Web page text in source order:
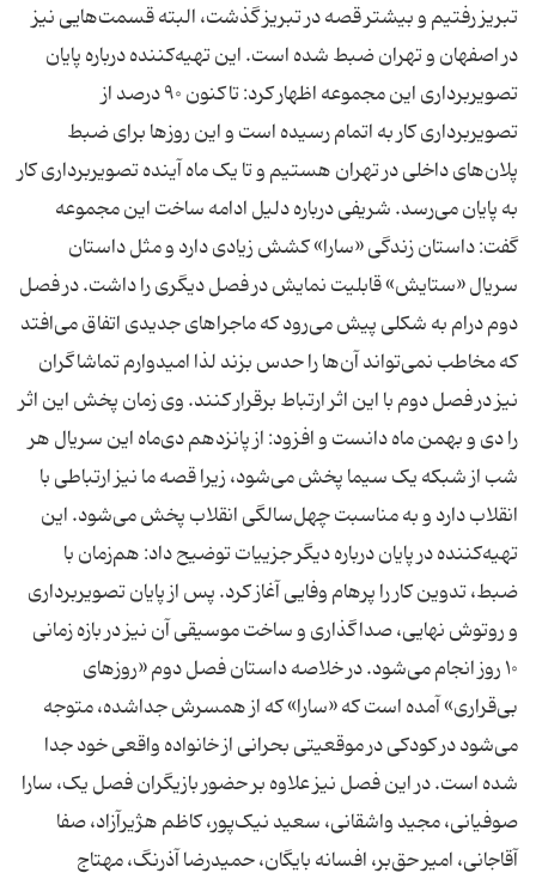
تبریز رفتیم و بیشتر قصه در تبریز گذشت، البته قسمت‌هایی نیز
در اصفهان و تهران ضبط‌ شده است. این تهیه‌کننده درباره پایان
تصویربرداری این مجموعه اظهار کرد: تاکنون ۹۰ درصد از
تصویربرداری کار به اتمام رسیده است و این روزها برای ضبط
پلان‌های داخلی در تهران هستیم و تا یک ماه آینده تصویربرداری کار
به پایان می‌رسد. شریفی درباره دلیل ادامه ساخت این مجموعه
گفت: داستان زندگی «سارا» کشش‌ زیادی دارد و مثل داستان
سریال «ستایش» قابلیت نمایش در فصل دیگری را داشت. در فصل
دوم درام به شکلی پیش می‌رود که ماجراهای جدیدی اتفاق می‌افتد
که مخاطب نمی‌تواند آن‌ها را حدس بزند لذا امیدوارم تماشاگران
نیز در فصل دوم با این اثر ارتباط برقرار کنند. وی زمان پخش این اثر
را دی و بهمن ماه دانست و افزود: از پانزدهم دی‌ماه این سریال هر
شب از شبکه یک سیما پخش می‌شود، زیرا قصه ما نیز ارتباطی با
انقلاب دارد و به مناسبت چهل‌سالگی انقلاب پخش می‌شود. این
تهیه‌کننده در پایان درباره دیگر جزییات توضیح داد: هم‌زمان با
ضبط، تدوین کار را پرهام وفایی آغاز کرد. پس از پایان تصویربرداری
و روتوش نهایی، صداگذاری و ساخت موسیقی آن نیز در بازه زمانی
۱۰ روز انجام می‌شود. در خلاصه داستان فصل دوم «روزهای
بی‌قراری» آمده است که «سارا» که از همسرش جداشده، متوجه
می‌شود در کودکی در موقعیتی بحرانی از خانواده واقعی خود جدا
شده است. در این فصل نیز علاوه بر حضور بازیگران فصل یک، سارا
صوفیانی، مجید واشقانی، سعید نیک‌پور، کاظم هژیرآزاد، صفا
آقاجانی، امیر حق‌بر، افسانه بایگان، حمیدرضا آذرنگ، مهتاج